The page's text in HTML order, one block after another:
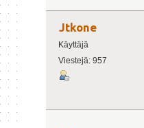
Jtkone
Käyttäjä
Viestejä: 957